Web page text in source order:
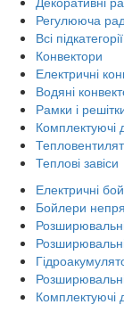
Регулююча
Всі
Конвектори
Електричні
Водяні
Рамки і
Комплектуючі
Теплові завіси
Електричні
Бойлери
Комплектуючі